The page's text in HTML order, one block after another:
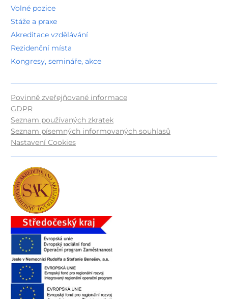
Volné pozice
Stáže a praxe
Akreditace vzdělávání
Rezidenční místa
Kongresy, semináře, akce
Povinně zveřejňované informace
GDPR
Seznam používaných zkratek
Seznam písemných informovaných souhlasů
Nastavení Cookies